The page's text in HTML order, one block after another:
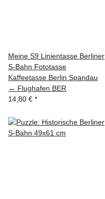
Meine S9 Linientasse Berliner
S-Bahn Fototasse
Kaffeetasse Berlin Spandau
↔ Flughafen BER
14,80 € *